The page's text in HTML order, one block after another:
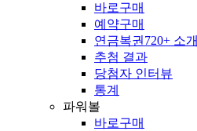
바로구매
예약구매
연금복권720+ 소개
추첨 결과
당첨자 인터뷰
통계
파워볼
바로구매